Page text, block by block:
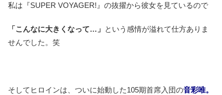
私は『SUPER VOYAGER!』の抜擢から彼女を見ているので
「こんなに大きくなって…」 という感情が溢れて仕方ありま
せんでした。笑
そしてヒロインは、ついに始動した105期首席入団の音彩唯。